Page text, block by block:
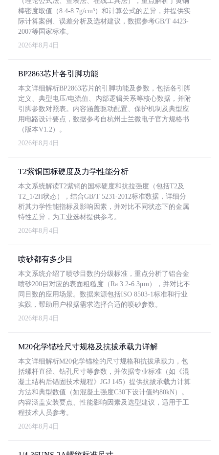
棒密度取值（8.4-8.7g/cm³）和计算公式的差异，并提供实
际计算案例、误差分析及选材建议，数据参考GB/T 4423-
2007等国家标准。
2026年8月4日
BP2863芯片各引脚功能
本文详细解析BP2863芯片的引脚功能及参数，包括各引脚
定义、典型电压/电流值、内部逻辑关系等核心数据，并附
引脚参数对照表。内容涵盖驱动配置、保护机制及典型应
用电路设计要点，数据参考自杭州士兰微电子官方规格书
（版本V1.2）。
2026年8月4日
T2紫铜国标硬度及力学性能分析
本文系统解读T2紫铜的国标硬度和抗拉强度（包括T2及
T2_1/2H状态），结合GB/T 5231-2012标准数据，详细分
析其力学性能指标及影响因素，并对比不同状态下的金属
特性差异，为工业选材提供参考。
2026年8月4日
喷砂都有多少目
本文系统介绍了喷砂目数的分级标准，重点分析了铝合金
喷砂200目对应的表面粗糙度（Ra 3.2-6.3μm），并对比不
同目数的应用场景。数据来源包括ISO 8503-1标准和行业
实践，帮助用户根据需求选择合适的喷砂参数。
2026年8月4日
M20化学锚栓尺寸规格及抗拔承载力详解
本文详细解析M20化学锚栓的尺寸规格和抗拔承载力，包
括螺杆直径、钻孔尺寸等参数，并依据专业标准（如《混
凝土结构后锚固技术规程》JGJ 145）提供抗拔承载力计算
方法和典型数值（如混凝土强度C30下设计值约80kN）。
内容涵盖安装要点、性能影响因素及选型建议，适用于工
程技术人员参考。
2026年8月4日